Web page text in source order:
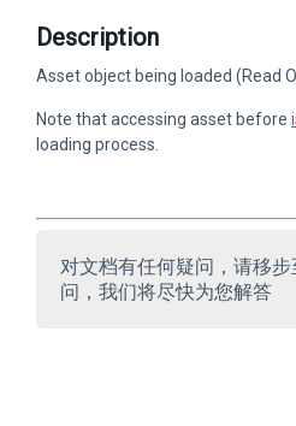
Description
Asset object being loaded (Read
Note that accessing asset before
loading process.
对文档有任何疑问，请移步
问，我们将尽快为您解答